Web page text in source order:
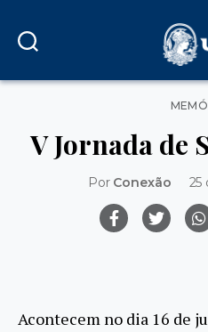
V Jornada de
Por Conexão 25
Acontecem no dia 16 de